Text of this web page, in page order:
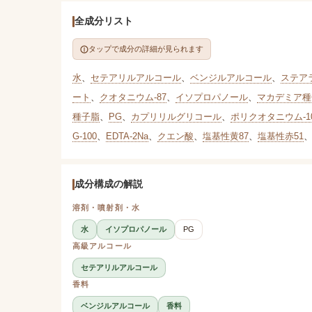
全成分リスト
タップで成分の詳細が見られます
水、 セテアリルアルコール、 ベンジルアルコール、 ステア
ート 、 クオタニウム-87、 イソプロパノール、 マカデミア
種子脂、 PG、 カプリリルグリコール、 ポリクオタニウム-
G-100、 EDTA-2Na、 クエン酸、 塩基性黄87、 塩基性赤51、
成分構成の解説
溶剤・噴射剤・水
水 イソプロパノール
PG
高級アルコール
セテアリルアルコール
香料
ベンジルアルコール 香料